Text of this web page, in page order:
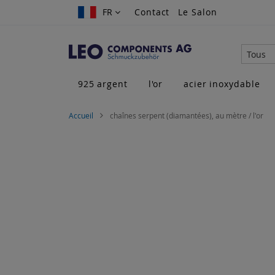
FR
FR Contact Le Salon
Tous
925 argent
l'or acier inoxydable
Accueil chaînes serpent (diamantées), au mètre / l'or